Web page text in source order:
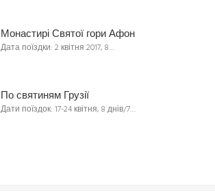
Монастирі Святої гори Афон
Дата поїздки: 2 квітня 2017, 8…
По святиням Грузії
Дати поїздок: 17-24 квітня, 8 днів/7…